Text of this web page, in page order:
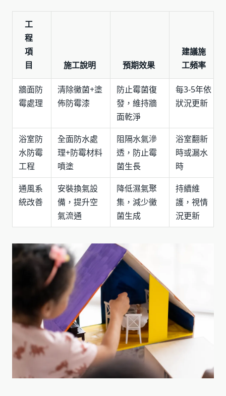
工
程
項
目
施工說明 預期效果
建議施
工頻率
牆面防
霉處理
清除黴菌+塗
佈防霉漆
防止霉菌復
發，維持牆
面乾淨
每3-5年依
狀況更新
浴室防
水防霉
工程
全面防水處
理+防霉材料
噴塗
阻隔水氣滲
透，防止霉
菌生長
浴室翻新
時或漏水
時
通風系
統改善
安裝換氣設
備，提升空
氣流通
降低濕氣聚
集，減少黴
菌生成
持續維
護，視情
況更新